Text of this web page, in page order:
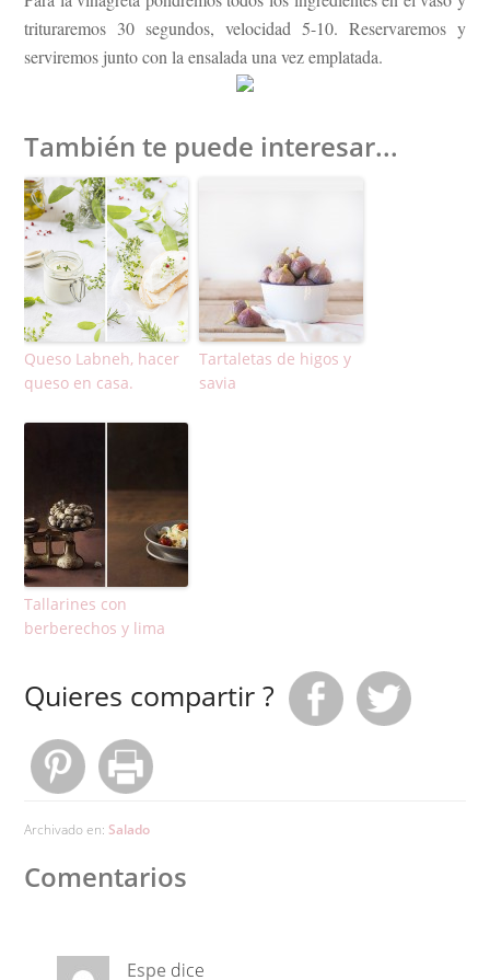
trituraremos 30 segundos, velocidad 5-10. Reservaremos y
serviremos junto con la ensalada una vez emplatada.
También te puede interesar...
Queso Labneh, hacer
queso en casa.
Tartaletas de higos y
savia
Tallarines con
berberechos y lima
Quieres compartir ?
Archivado en: Salado
Comentarios
Espe dice